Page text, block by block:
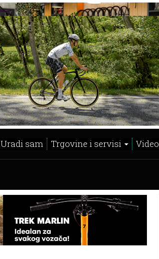
Uradi sam Trgovine i servisi Video